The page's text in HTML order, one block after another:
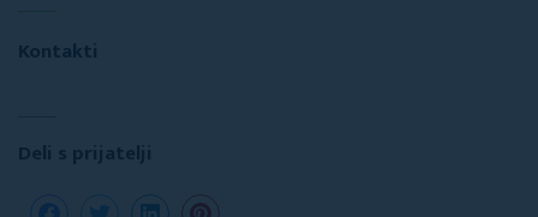
Kontakti
Deli s prijatelji